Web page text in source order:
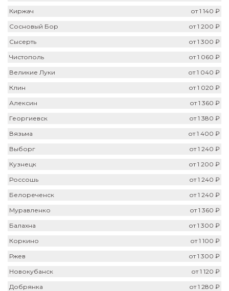
Киржач
от 1 140 ₽
Сосновый Бор
от 1 200 ₽
Сысерть
от 1 300 ₽
Чистополь
от 1 060 ₽
Великие Луки
от 1 040 ₽
Клин
от 1 020 ₽
Алексин
от 1 360 ₽
Георгиевск
от 1 380 ₽
Вязьма
от 1 400 ₽
Выборг
от 1 240 ₽
Кузнецк
от 1 200 ₽
Россошь
от 1 240 ₽
Белореченск
от 1 240 ₽
Муравленко
от 1 360 ₽
Балахна
от 1 300 ₽
Коркино
от 1 100 ₽
Ржев
от 1 300 ₽
Новокубанск
от 1 120 ₽
Добрянка
от 1 280 ₽